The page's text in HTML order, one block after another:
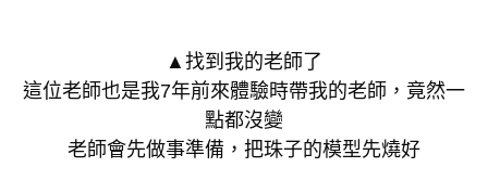
▲找到我的老師了
這位老師也是我7年前來體驗時帶我的老師，竟然一
點都沒變
老師會先做事準備，把珠子的模型先燒好